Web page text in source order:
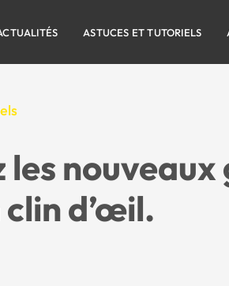
ASTUCES ET TUTORIELS
nouveaux
d’œil.